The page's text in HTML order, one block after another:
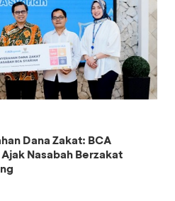
Dana Zakat: BCA
Nasabah Berzakat